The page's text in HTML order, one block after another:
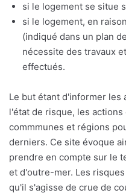
si le logement se situe
si le logement, en
(indiqué dans un plan
nécessite des travaux
effectués.
Le but étant d'informer les
l'état de risque, les
commmunes et régions
derniers. Ce site évoque
prendre en compte sur le
et d'outre-mer. Les
qu'il s'agisse de crue de